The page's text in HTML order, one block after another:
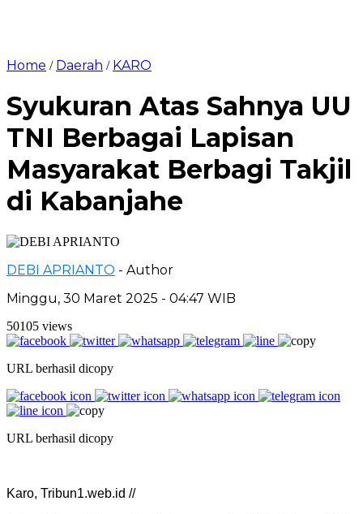
Home / Daerah / KARO
Syukuran Atas Sahnya UU
TNI Berbagai Lapisan
Masyarakat Berbagi Takjil
di Kabanjahe
DEBI APRIANTO - Author
Minggu, 30 Maret 2025 - 04:47 WIB
50105 views
URL berhasil dicopy
URL berhasil dicopy
Karo, Tribun1.web.id //